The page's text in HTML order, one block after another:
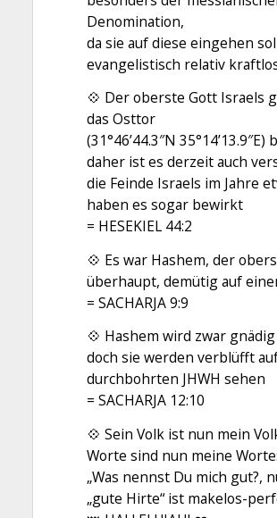
Denomination,
da sie auf diese eingehen
evangelistisch relativ
💠 Der oberste Gott Israels
das Osttor
(31°46’44.3″N
daher ist es derzeit auch
die Feinde Israels im Jahre
haben es sogar bewirkt
= HESEKIEL 44:2
💠 Es war Hashem, der
überhaupt, demütig auf
= SACHARJA 9:9
💠 Hashem wird zwar
doch sie werden verblüfft
durchbohrten JHWH sehen
= SACHARJA 12:10
💠 Sein Volk ist nun mein
Worte sind nun meine Worte:
„Was nennst Du mich gut?,
„gute Hirte“ ist makelos-